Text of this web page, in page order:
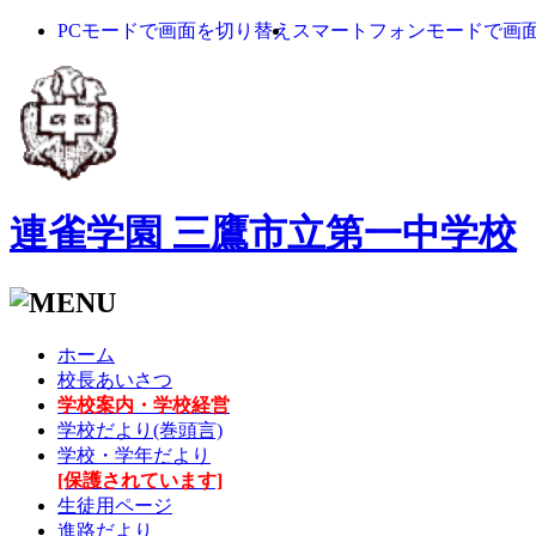
PCモードで画面を切り替え スマートフォンモードで画
連雀学園 三鷹市立第一中学校
ホーム
校長あいさつ
学校案内・学校経営
学校だより(巻頭言)
学校・学年だより
[保護されています]
生徒用ページ
進路だより